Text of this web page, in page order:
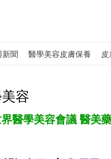
新聞 醫學美容皮膚保養
容
醫學美容會議 醫美